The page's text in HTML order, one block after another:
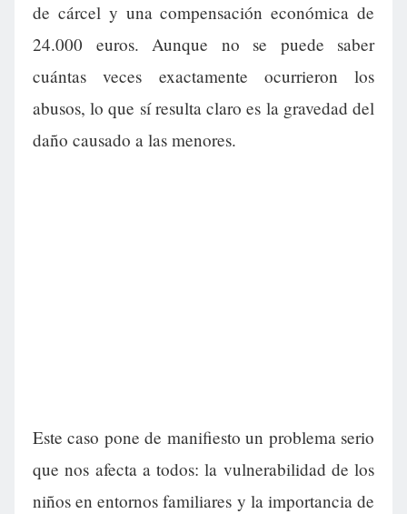
de cárcel y una compensación económica de
24.000 euros. Aunque no se puede saber
cuántas veces exactamente ocurrieron los
abusos, lo que sí resulta claro es la gravedad del
daño causado a las menores.
Este caso pone de manifiesto un problema serio
que nos afecta a todos: la vulnerabilidad de los
niños en entornos familiares y la importancia de